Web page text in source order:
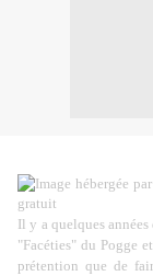
Il y a quelques
"Facéties" du Pogge
prétention que de